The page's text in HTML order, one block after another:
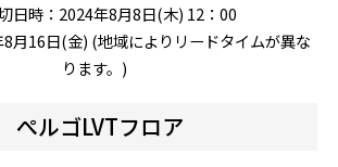
日時：2024年8月8日(木) 12：00
月16日(金) (地域によりリードタイムが異な
ります。)
ぺルゴLVTフロア